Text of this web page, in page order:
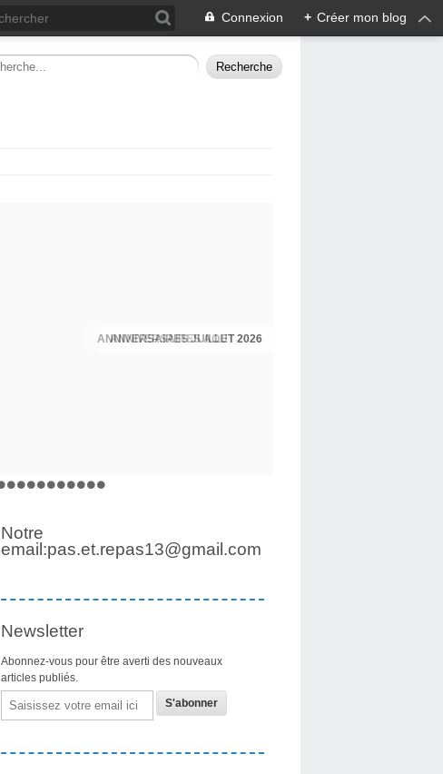
Connexion + Créer mon blog
ANNIVERSAIRES JUILLET 2026
Notre
email:pas.et.repas13@gmail.com
Newsletter
Abonnez-vous pour être averti des nouveaux
articles publiés.
Email